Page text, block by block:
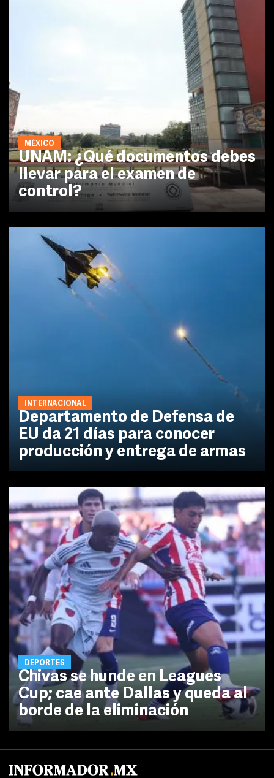
MÉXICO
UNAM: ¿Qué documentos debes
llevar para el examen de
control?
INTERNACIONAL
Departamento de Defensa de
EU da 21 días para conocer
producción y entrega de armas
DEPORTES
Chivas se hunde en Leagues
Cup; cae ante Dallas y queda al
borde de la eliminación